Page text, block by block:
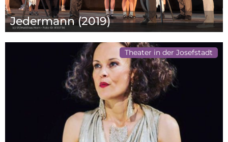
Jedermann (2019)
Theater in der Josefstadt